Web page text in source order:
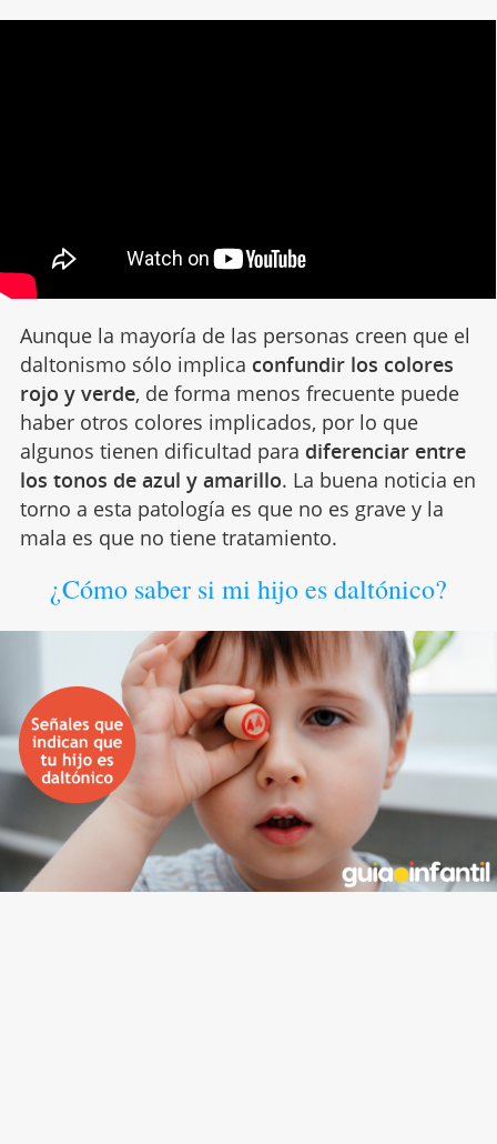
Aunque la mayoría de las personas creen que el
daltonismo sólo implica confundir los colores
rojo y verde, de forma menos frecuente puede
haber otros colores implicados, por lo que
algunos tienen dificultad para diferenciar entre
los tonos de azul y amarillo. La buena noticia en
torno a esta patología es que no es grave y la
mala es que no tiene tratamiento.
¿Cómo saber si mi hijo es daltónico?